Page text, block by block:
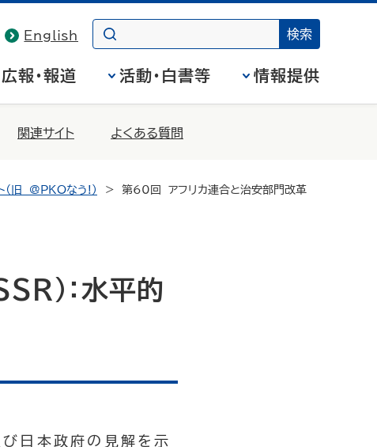
English
広報・報道 活動・白書等 情報提供
関連サイト よくある質問
（旧 @PKOなう!）
第60回 アフリカ連合と治安部門改革
）：水平的
日本政府の見解を示